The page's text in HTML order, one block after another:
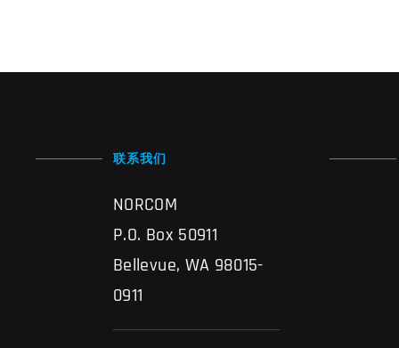
联系我们
NORCOM
P.O. Box 50911
Bellevue, WA 98015-
0911